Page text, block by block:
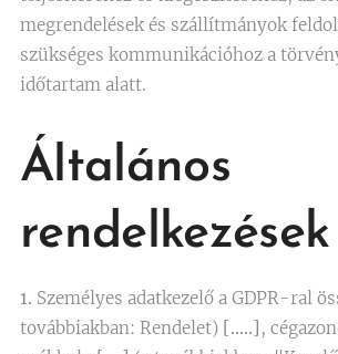
megrendelések és szállítmányok
szükséges kommunikációhoz a
időtartam alatt.
Általános
rendelkezések
1. Személyes adatkezelő a GDPR-ral
továbbiakban: Rendelet) […..] ,